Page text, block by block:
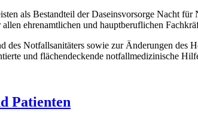
als Bestandteil der Daseinsvorsorge Nacht
ehrenamtlichen und hauptberuflichen
Notfallsanitäters sowie zur Änderungen des
und flächendeckende notfallmedizinische
Patienten